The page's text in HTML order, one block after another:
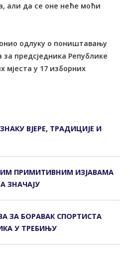
али да се оне неће моћи
одлуку о поништавању
предсједника Републике
мјеста у 17 изборних
ВЈЕРЕ, ТРАДИЦИЈЕ И
ПРИМИТИВНИМ ИЗЈАВАМА
ЗНАЧАЈУ
ЗА БОРАВАК СПОРТИСТА
У ТРЕБИЊУ